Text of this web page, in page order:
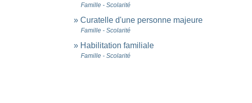
Famille - Scolarité
Curatelle d'une personne majeure
Famille - Scolarité
Habilitation familiale
Famille - Scolarité